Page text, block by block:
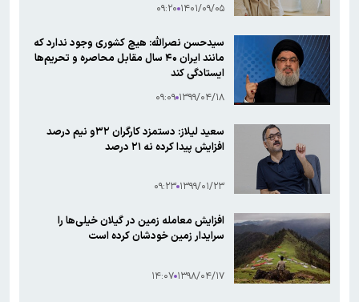
۱۴۰۱/۰۹/۰۵ ۰۹:۲۰
سیدحسن نصرالله: هیچ کشوری وجود ندارد که
مانند ایران ۴۰ سال مقابل محاصره و تحریم‌ها
ایستادگی کند
۱۳۹۹/۰۴/۱۸ ۰۹:۰۹
سعید لیلاز: دستمزد کارگران ۳۲و نیم درصد
افزایش پیدا کرده نه ۲۱ درصد
۱۳۹۹/۰۱/۲۳ ۰۹:۲۳
افزایش معامله زمین در گیلان خیلی‌ها را
سرایدار زمین خودشان کرده است
۱۳۹۸/۰۴/۱۷ ۱۴:۰۷